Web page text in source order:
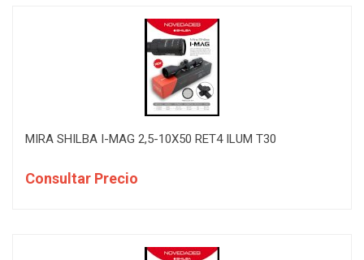
MIRA SHILBA I-MAG 2,5-10X50 RET4 ILUM T30
Consultar Precio